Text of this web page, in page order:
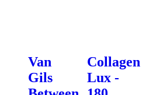
Van
Gils
Collagen
Lux -